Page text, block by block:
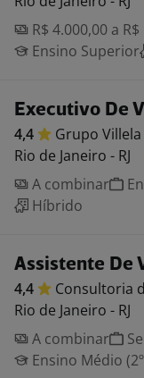
R$ 4.000,00 a
Ensino Superior
Executivo De
4,4 Grupo Villela
Rio de Janeiro - RJ
A combinar
Híbrido
Assistente De
4,4 Consultoria
Rio de Janeiro - RJ
A combinar
Ensino Médio